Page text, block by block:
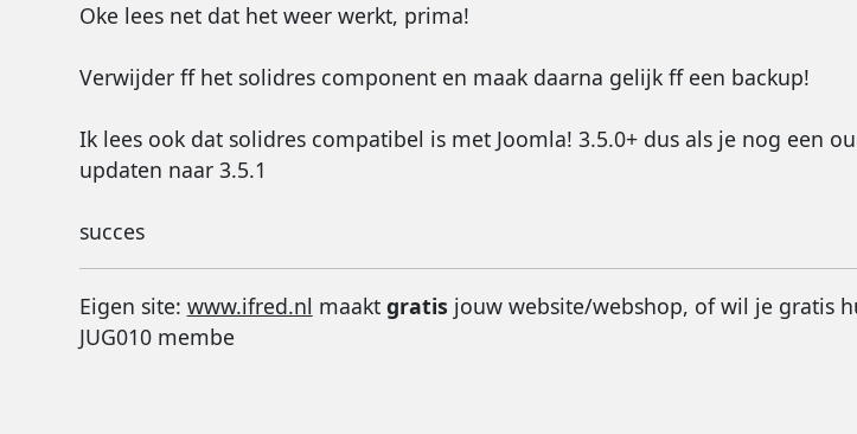
Oke lees net dat het weer werkt, prima!
Verwijder ff het solidres component en maak daarna gelijk ff een backup!
Ik lees ook dat solidres compatibel is met Joomla! 3.5.0+ dus als je nog een
updaten naar 3.5.1
succes
Eigen site: www.ifred.nl maakt gratis jouw website/webshop, of wil je gratis
JUG010 membe